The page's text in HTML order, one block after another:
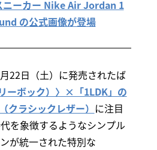
ニーカー Nike Air Jordan 1
の公式画像が登場
22日（土）に発売されたば
ーボック）〉×「1LDK」の
クラシックレザー） に注目
を象徴するようなシンプル
が統一された特別な